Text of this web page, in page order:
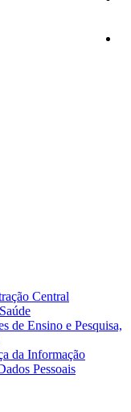
Central
de Ensino e Pesquisa,
da Informação
Pessoais